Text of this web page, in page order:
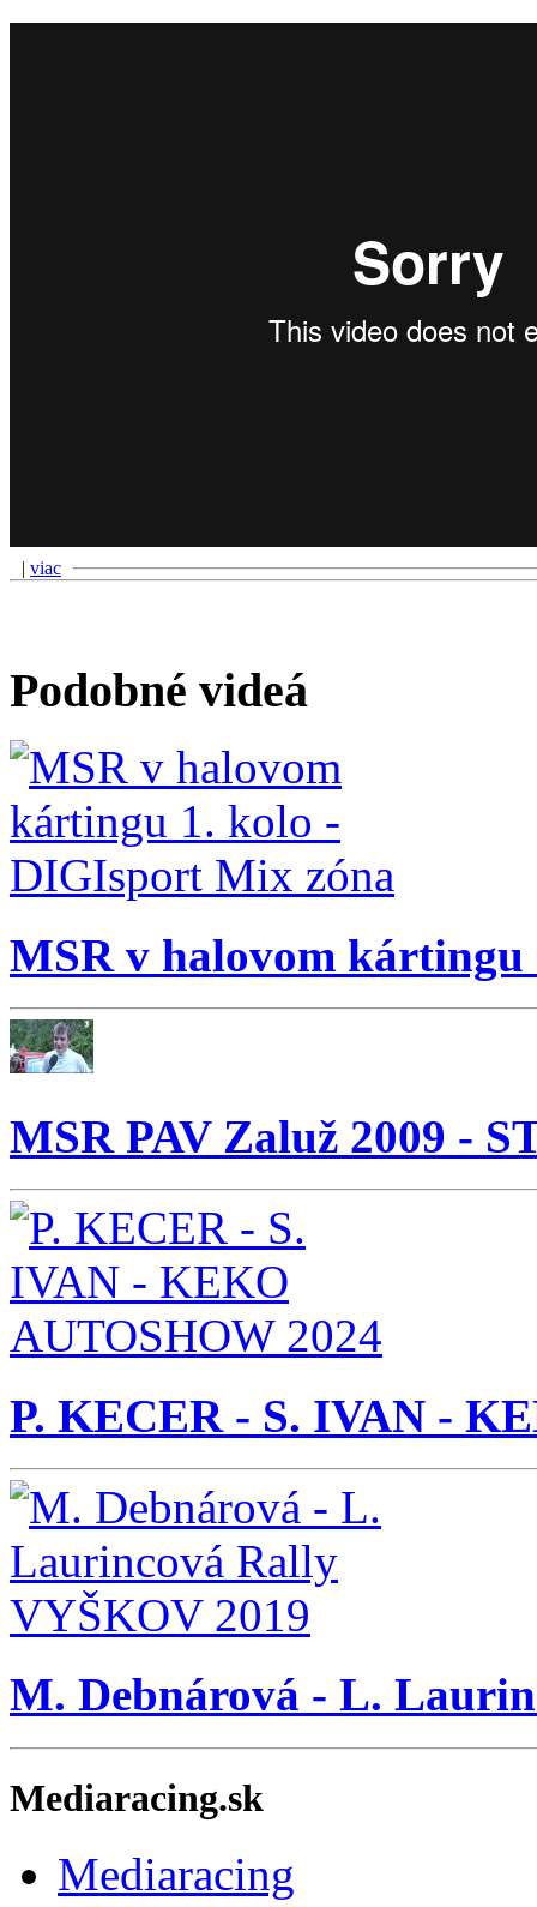
| viac
Podobné videá
MSR v halovom
MSR PAV Zaluž 2009 -
P. KECER - S. IVAN -
M. Debnárová - L.
Mediaracing.sk
Mediaracing